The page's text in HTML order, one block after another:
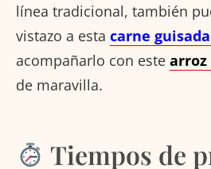
línea tradicional, también
vistazo a esta carne
acompañarlo con este arroz
de maravilla.
Tiempos de